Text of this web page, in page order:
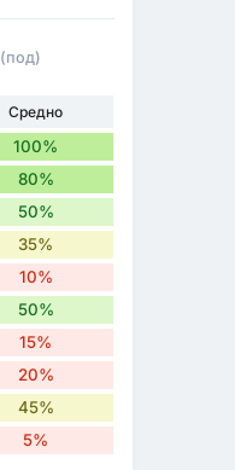
Средно
100%
80%
50%
35%
10%
50%
15%
20%
45%
5%